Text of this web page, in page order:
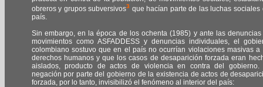
obreros y grupos subversivos3 que hacían parte de las luchas sociales
país.
Sin embargo, en la época de los ochenta (1985) y ante las
movimientos como ASFADDESS y denuncias individuales, el
colombiano sostuvo que en el país no ocurrían violaciones masivas a
derechos humanos y que los casos de desaparición forzada eran
aislados, producto de actos de violencia en contra del gobierno.
negación por parte del gobierno de la existencia de actos de
forzada, por lo tanto, invisibilizó el fenómeno al interior del país: